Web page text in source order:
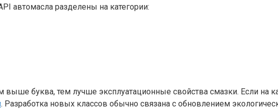
автомасла разделены на категории:
буква, тем лучше эксплуатационные свойства смазки. Если на
. Разработка новых классов обычно связана с обновлением